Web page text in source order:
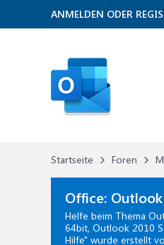
Startseite Foren
Office:
Helfe beim Thema
64bit, Outlook 2010
Hilfe" wurde erstellt
ANMELDEN ODER